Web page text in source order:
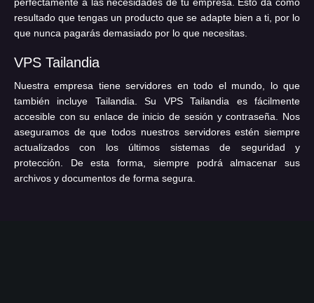
resultado que tengas un producto que se adapte bien a ti, por lo
que nunca pagarás demasiado por lo que necesitas.
VPS Tailandia
Nuestra empresa tiene servidores en todo el mundo, lo que
también incluye Tailandia. Su VPS Tailandia es fácilmente
accesible con su enlace de inicio de sesión y contraseña. Nos
aseguramos de que todos nuestros servidores estén siempre
actualizados con los últimos sistemas de seguridad y
protección. De esta forma, siempre podrá almacenar sus
archivos y documentos de forma segura.